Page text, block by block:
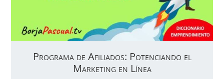
Programa de Afiliados: Potenciando el
Marketing en Línea